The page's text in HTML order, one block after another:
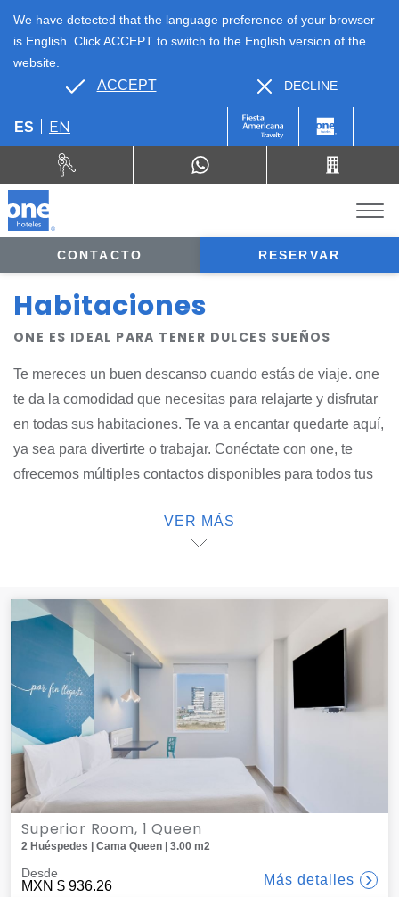
ES EN
CONTACTO RESERVAR
We have detected that the language preference of your browser
is English. Click ACCEPT to switch to the English version of the
website.
ACCEPT DECLINE
Habitaciones
ONE ES IDEAL PARA TENER DULCES SUEÑOS
Te mereces un buen descanso cuando estás de viaje. one
te da la comodidad que necesitas para relajarte y disfrutar
en todas sus habitaciones. Te va a encantar quedarte aquí,
ya sea para divertirte o trabajar. Conéctate con one, te
ofrecemos múltiples contactos disponibles para todos tus
cuidan el planeta. Cuando llega el momento de dormir, las
persianas black-out crearán la atmósfera ideal para tener
Puebla.
VER MÁS
Superior Room, 1 Queen
2 Huéspedes | Cama Queen | 3.00 m2
Desde
MXN $ 936.26 Más detalles